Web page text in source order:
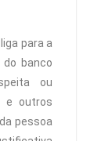
para a
banco
ou
e outros
pessoa